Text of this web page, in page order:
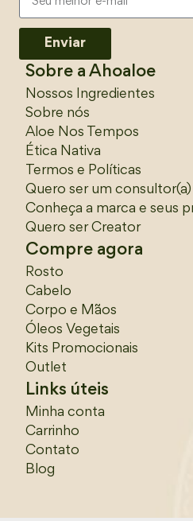
Sobre a Ahoaloe
Nossos Ingredientes
Sobre nós
Aloe Nos Tempos
Ética Nativa
Termos e Políticas
Quero ser um
Conheça a marca e seus
Quero ser Creator
Compre agora
Rosto
Cabelo
Corpo e Mãos
Óleos Vegetais
Kits Promocionais
Outlet
Links úteis
Minha conta
Carrinho
Contato
Blog
Enviar